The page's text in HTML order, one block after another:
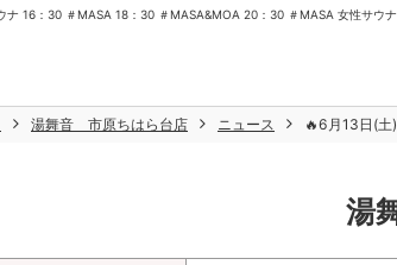
ナ 16：30 ＃MASA 18：30 ＃MASA&MOA 20：30 ＃MASA 女性サ
湯舞音 市原ちはら台店 ニュース 🔥6月13日(
湯